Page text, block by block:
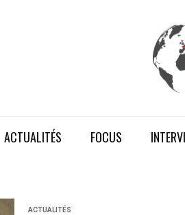
ACTUALITÉS FOCUS
ACTUALITÉS